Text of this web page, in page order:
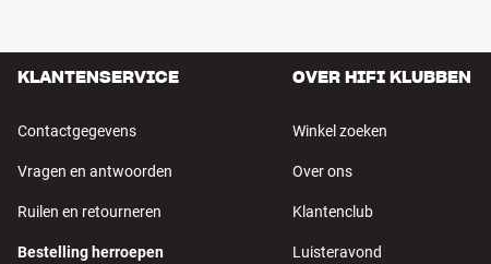
KLANTENSERVICE
Contactgegevens
Vragen en antwoorden
Ruilen en retourneren
Bestelling herroepen
OVER HIFI KLUBBEN
Winkel zoeken
Over ons
Klantenclub
Luisteravond